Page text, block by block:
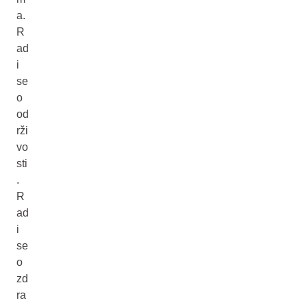
a.
R
ad
i
se
o
od
rži
vo
sti
.
R
ad
i
se
o
zd
ra